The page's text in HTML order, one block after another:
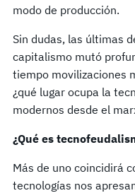
modo de producción.
Sin dudas, las últimas
capitalismo mutó
tiempo movilizaciones
¿qué lugar ocupa la
modernos desde el
¿Qué es
Más de uno coincidirá
tecnologías nos